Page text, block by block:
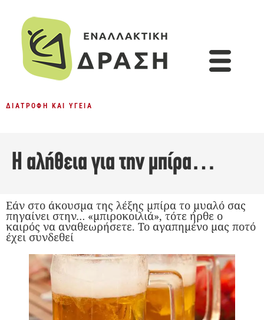
ΔΙΑΤΡΟΦΉ ΚΑΙ ΥΓΕΊΑ
Η αλήθεια για την μπίρα…
Εάν στο άκουσμα της λέξης μπίρα το μυαλό σας
πηγαίνει στην… «μπιροκοιλιά», τότε ήρθε ο
καιρός να αναθεωρήσετε. Το αγαπημένο μας ποτό
έχει συνδεθεί